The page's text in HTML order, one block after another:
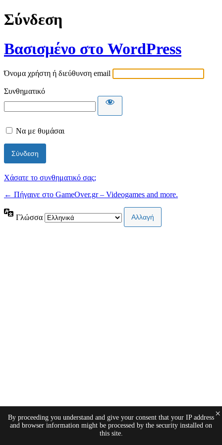
Σύνδεση
Βασισμένο στο WordPress
Όνομα χρήστη ή διεύθυνση email
Συνθηματικό
Να με θυμάσαι
Χάσατε το συνθηματικό σας;
← Πήγαινε στο GameOver.gr – Videogames and more.
Γλώσσα
By proceeding you understand and give your consent that your IP address
and browser information might be processed by the security installed on
this site.
×